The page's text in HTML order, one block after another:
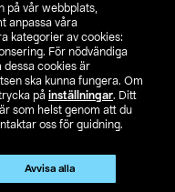
på vår webbplats,
anpassa våra
kategorier av cookies:
För nödvändiga
dessa cookies är
ska kunna fungera. Om
på inställningar. Ditt
som helst genom att du
oss för guidning.
Avvisa alla
FI